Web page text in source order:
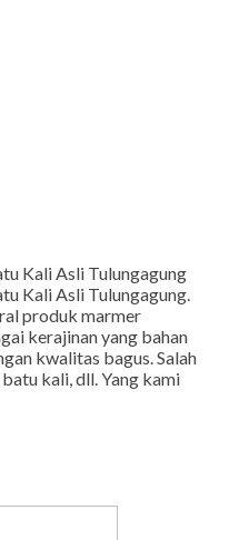
Kali Asli Tulungagung
Kali Asli Tulungagung.
produk marmer
kerajinan yang bahan
kwalitas bagus. Salah
kali, dll. Yang kami